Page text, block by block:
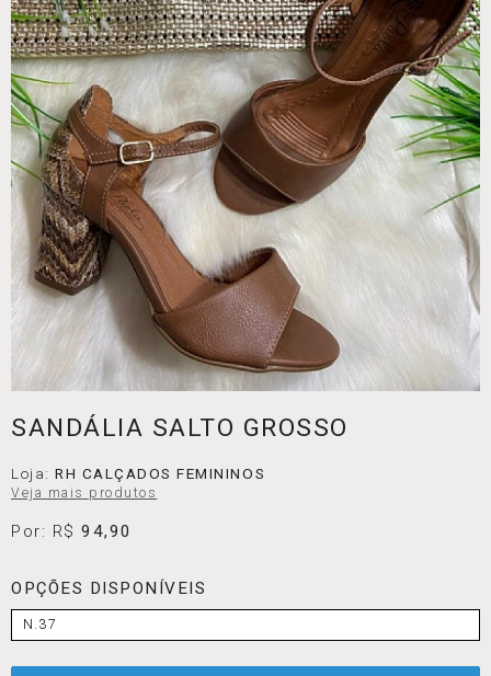
SANDÁLIA SALTO GROSSO
Loja:RH CALÇADOS FEMININOS
Veja mais produtos
Por: R$94,90
OPÇÕES DISPONÍVEIS
N.37